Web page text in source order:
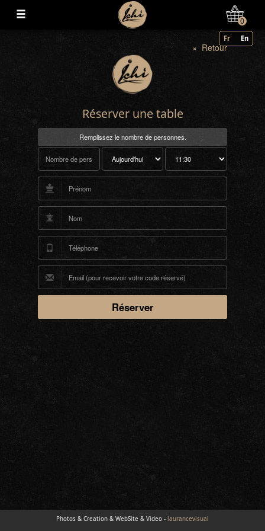
Mon Compte
0
Fr En
× Retour
Réserver une table
Remplissez le nombre de personnes.
Photos & Creation & WebSite & Video - laurancevisual